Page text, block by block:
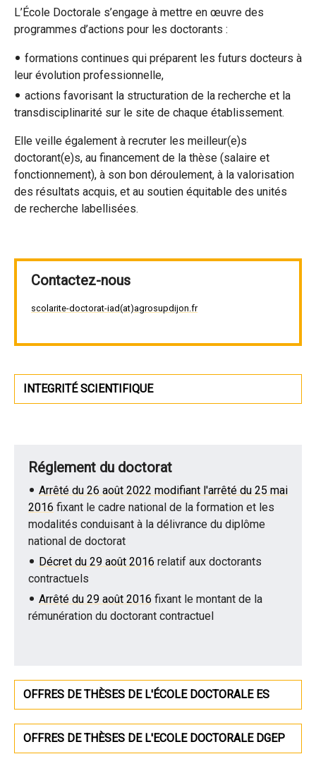
L’École Doctorale s’engage à mettre en œuvre des
programmes d’actions pour les doctorants :
formations continues qui préparent les futurs docteurs à
leur évolution professionnelle,
actions favorisant la structuration de la recherche et la
transdisciplinarité sur le site de chaque établissement.
Elle veille également à recruter les meilleur(e)s
doctorant(e)s, au financement de la thèse (salaire et
fonctionnement), à son bon déroulement, à la valorisation
des résultats acquis, et au soutien équitable des unités
de recherche labellisées.
Contactez-nous
scolarite-doctorat-iad(at)agrosupdijon.fr
INTEGRITÉ SCIENTIFIQUE
Réglement du doctorat
Arrêté du 26 août 2022 modifiant l'arrêté du 25 mai
2016 fixant le cadre national de la formation et les
modalités conduisant à la délivrance du diplôme
national de doctorat
Décret du 29 août 2016 relatif aux doctorants
contractuels
Arrêté du 29 août 2016 fixant le montant de la
rémunération du doctorant contractuel
OFFRES DE THÈSES DE L'ÉCOLE DOCTORALE ES
OFFRES DE THÈSES DE L'ECOLE DOCTORALE DGEP